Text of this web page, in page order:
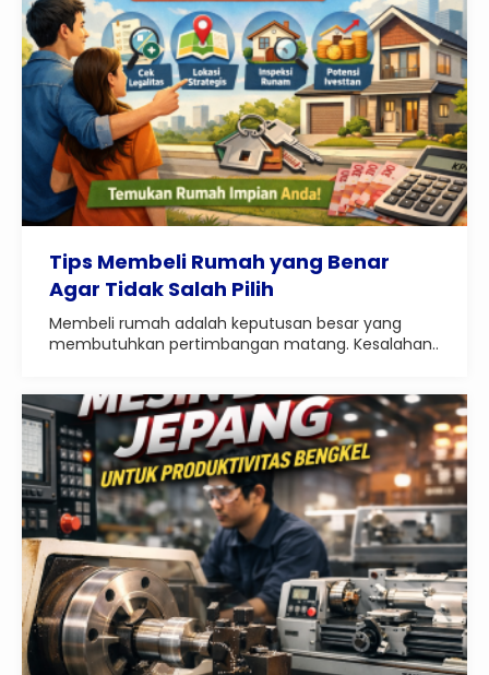
Tips Membeli Rumah yang Benar
Agar Tidak Salah Pilih
Membeli rumah adalah keputusan besar yang
membutuhkan pertimbangan matang. Kesalahan..